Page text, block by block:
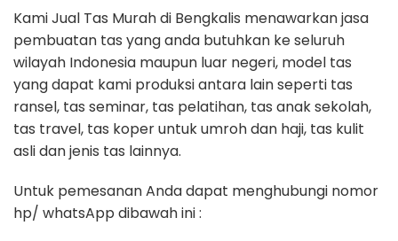
Kami Jual Tas Murah di Bengkalis menawarkan jasa
pembuatan tas yang anda butuhkan ke seluruh
wilayah Indonesia maupun luar negeri, model tas
yang dapat kami produksi antara lain seperti tas
ransel, tas seminar, tas pelatihan, tas anak sekolah,
tas travel, tas koper untuk umroh dan haji, tas kulit
asli dan jenis tas lainnya.
Untuk pemesanan Anda dapat menghubungi nomor
hp/ whatsApp dibawah ini :